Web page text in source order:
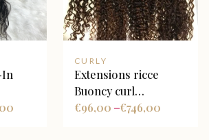
In
CURLY
Extensions ricce
Buoncy curl
personalizzate
96,00
€ – 746,00
€